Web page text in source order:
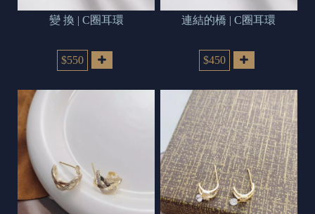
變 換 | C圈耳環
$550
連結的橋 | C圈耳環
$450